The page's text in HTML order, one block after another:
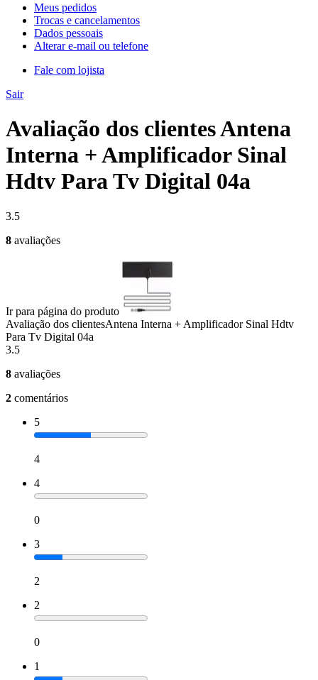
Meus pedidos
Trocas e cancelamentos
Dados pessoais
Alterar e-mail ou telefone
Fale com lojista
Sair
Avaliação dos clientes Antena
Interna + Amplificador Sinal
Hdtv Para Tv Digital 04a
3.5
8 avaliações
Ir para página do produto
Avaliação dos clientesAntena Interna + Amplificador Sinal Hdtv
Para Tv Digital 04a
3.5
8 avaliações
2 comentários
5
4
4
0
3
2
2
0
1